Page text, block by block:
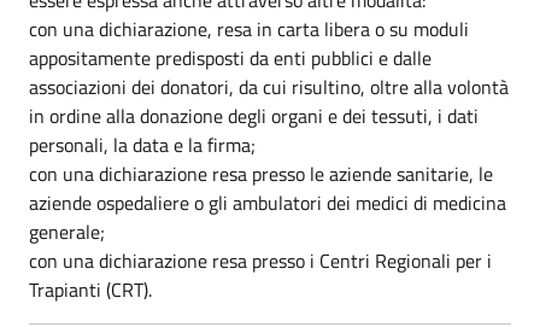
con una dichiarazione, resa in carta libera o su moduli
appositamente predisposti da enti pubblici e dalle
associazioni dei donatori, da cui risultino, oltre alla volontà
in ordine alla donazione degli organi e dei tessuti, i dati
personali, la data e la firma;
con una dichiarazione resa presso le aziende sanitarie, le
aziende ospedaliere o gli ambulatori dei medici di medicina
generale;
con una dichiarazione resa presso i Centri Regionali per i
Trapianti (CRT).